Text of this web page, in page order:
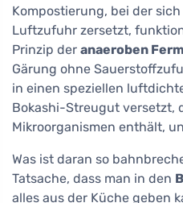
Kompostierung, bei der
Luftzufuhr zersetzt,
Prinzip der anaeroben
Gärung ohne
in einen speziellen
Bokashi-Streugut versetzt,
Mikroorganismen enthält,
Was ist daran so
Tatsache, dass man in den
alles aus der Küche geben